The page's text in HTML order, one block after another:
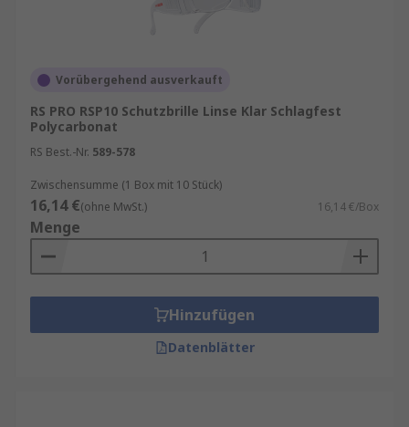
Vorübergehend ausverkauft
RS PRO RSP10 Schutzbrille Linse Klar Schlagfest
Polycarbonat
RS Best.-Nr. 589-578
Zwischensumme (1 Box mit 10 Stück)
16,14 €(ohne MwSt.) 16,14 €/Box
Menge
Hinzufügen
Datenblätter